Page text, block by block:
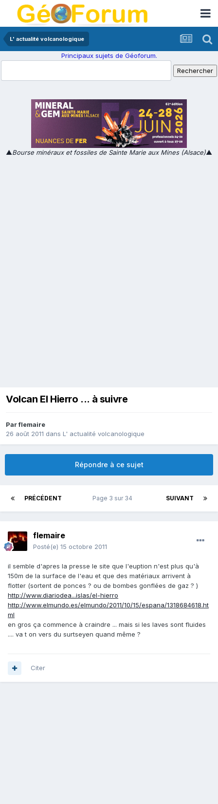
L' actualité volcanologique
Principaux sujets de Géoforum.
▲Bourse minéraux et fossiles de Sainte Marie aux Mines (Alsace)▲
Volcan El Hierro ... à suivre
Parflemaire
26 août 2011 dans L' actualité volcanologique
Répondre à ce sujet
PRÉCÉDENT SUIVANT
Page 3 sur 34
flemaire
Posté(e) 15 octobre 2011
il semble d'apres la presse le site que l'euption n'est plus qu'à
150m de la surface de l'eau et que des matériaux arrivent à
flotter (sortent de ponces ? ou de bombes gonflées de gaz ? )
http://www.diariodea...islas/el-hierro
http://www.elmundo.es/elmundo/2011/10/15/espana/1318684618.ht
ml
en gros ça commence à craindre ... mais si les laves sont fluides
.... va t on vers du surtseyen quand même ?
Citer